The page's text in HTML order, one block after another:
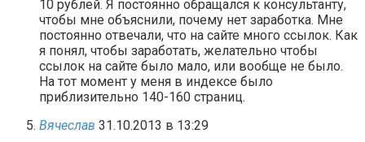
10 рублей. Я постоянно обращался к консультанту,
чтобы мне объяснили, почему нет заработка. Мне
постоянно отвечали, что на сайте много ссылок. Как
я понял, чтобы заработать, желательно чтобы
ссылок на сайте было мало, или вообще не было.
На тот момент у меня в индексе было
приблизительно 140-160 страниц.
Вячеслав 31.10.2013 в 13:29